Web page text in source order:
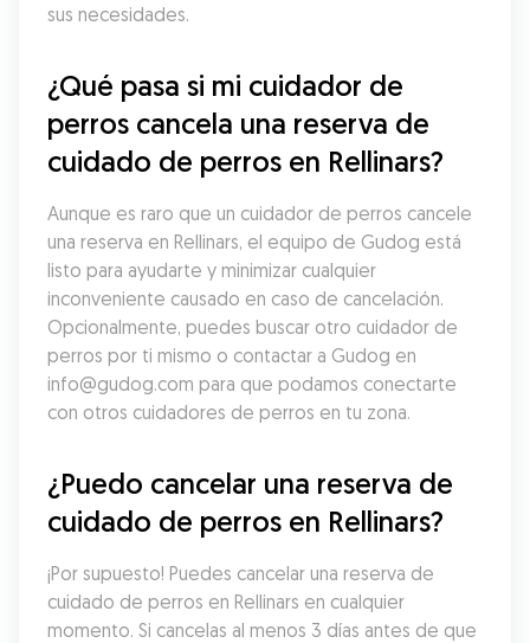
sus necesidades.
¿Qué pasa si mi cuidador de
perros cancela una reserva de
cuidado de perros en Rellinars?
Aunque es raro que un cuidador de perros cancele
una reserva en Rellinars, el equipo de Gudog está
listo para ayudarte y minimizar cualquier
inconveniente causado en caso de cancelación.
Opcionalmente, puedes buscar otro cuidador de
perros por ti mismo o contactar a Gudog en
info@gudog.com para que podamos conectarte
con otros cuidadores de perros en tu zona.
¿Puedo cancelar una reserva de
cuidado de perros en Rellinars?
¡Por supuesto! Puedes cancelar una reserva de
cuidado de perros en Rellinars en cualquier
momento. Si cancelas al menos 3 días antes de que